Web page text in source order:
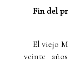
Fin del
El viejo
veinte